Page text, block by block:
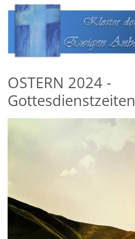
Zum Inhalt springen
OSTERN 2024 -
Gottesdienstzeiten